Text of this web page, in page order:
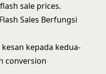
sale prices.
Sales Berfungsi
kepada kedua-
conversion